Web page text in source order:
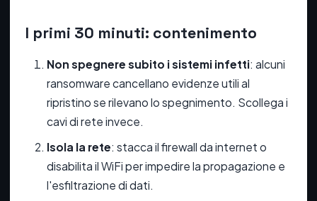
I primi 30 minuti: contenimento
Non spegnere subito i sistemi infetti: alcuni
ransomware cancellano evidenze utili al
ripristino se rilevano lo spegnimento. Scollega i
cavi di rete invece.
Isola la rete: stacca il firewall da internet o
disabilita il WiFi per impedire la propagazione e
l'esfiltrazione di dati.